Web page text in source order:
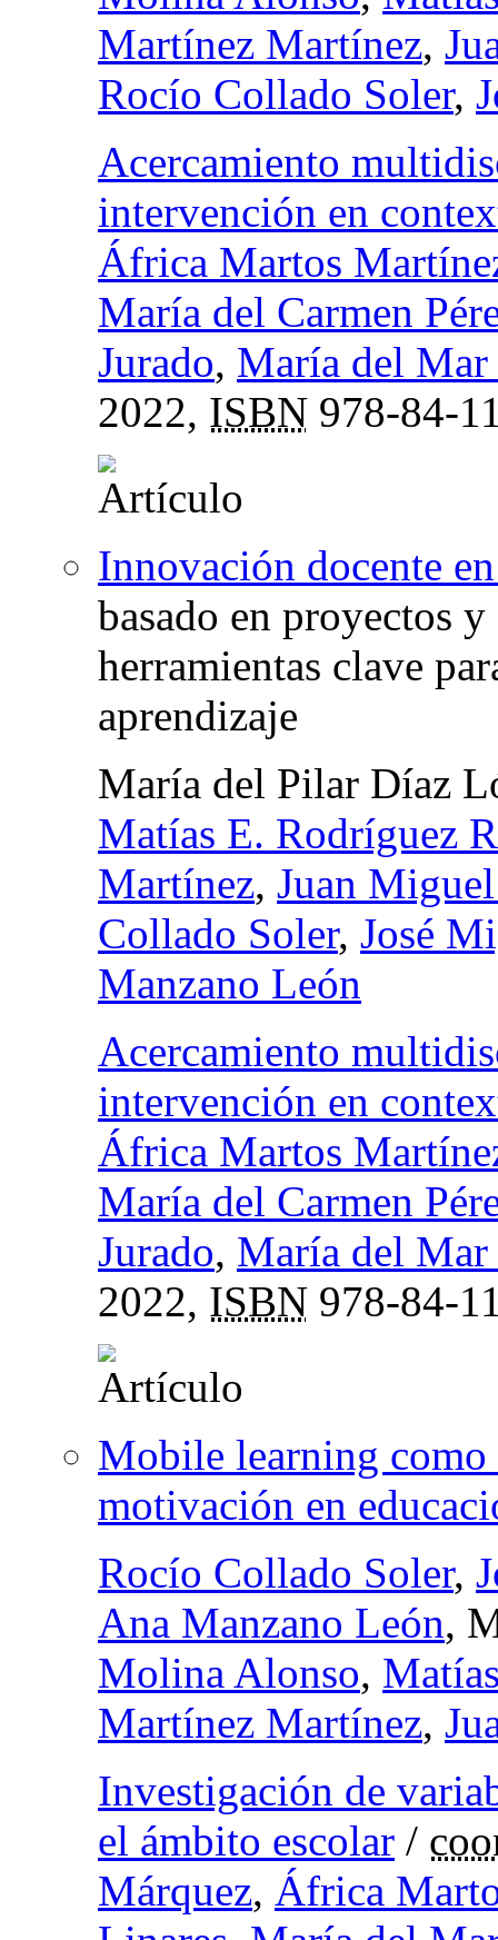
Martínez Martínez,
Rocío Collado Soler,
Acercamiento
intervención en
África Martos
María del Carmen
Jurado, María del
2022, ISBN 978-84-
Innovación docente
basado en proyectos
herramientas clave
aprendizaje
María del Pilar Díaz
Matías E. Rodríguez
Martínez, Juan
Collado Soler, José
Manzano León
Acercamiento
intervención en
África Martos
María del Carmen
Jurado, María del
2022, ISBN 978-84-
Mobile learning como
motivación en
Rocío Collado Soler,
Ana Manzano León,
Molina Alonso,
Martínez Martínez,
Investigación de
el ámbito escolar /
Márquez, África